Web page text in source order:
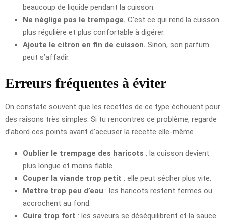
beaucoup de liquide pendant la cuisson.
Ne néglige pas le trempage. C’est ce qui rend la cuisson
plus régulière et plus confortable à digérer.
Ajoute le citron en fin de cuisson. Sinon, son parfum
peut s’affadir.
Erreurs fréquentes à éviter
On constate souvent que les recettes de ce type échouent pour
des raisons très simples. Si tu rencontres ce problème, regarde
d’abord ces points avant d’accuser la recette elle-même.
Oublier le trempage des haricots : la cuisson devient
plus longue et moins fiable.
Couper la viande trop petit : elle peut sécher plus vite.
Mettre trop peu d’eau : les haricots restent fermes ou
accrochent au fond.
Cuire trop fort : les saveurs se déséquilibrent et la sauce